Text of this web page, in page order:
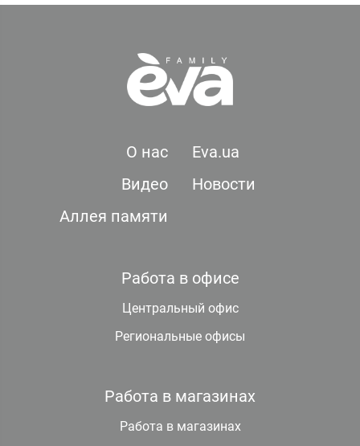
О нас
Eva.ua
Видео
Новости
Аллея памяти
Работа в офисе
Центральный офис
Региональные офисы
Работа в магазинах
Работа в магазинах